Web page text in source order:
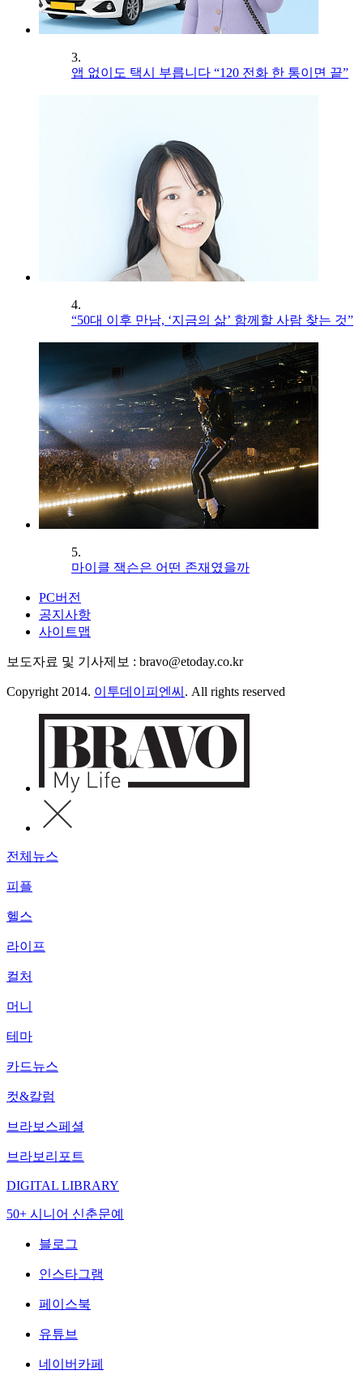
3.
앱 없이도 택시 부릅니다 “120 전화 한 통이면 끝”
4.
“50대 이후 만남, ‘지금의 삶’ 함께할 사람 찾는 것”
5.
마이클 잭슨은 어떤 존재였을까
PC버전
공지사항
사이트맵
보도자료 및 기사제보 : bravo@etoday.co.kr
Copyright 2014. 이투데이피엔씨 . All rights reserved
전체뉴스
피플
헬스
라이프
컬처
머니
테마
카드뉴스
컷&칼럼
브라보스페셜
브라보리포트
DIGITAL LIBRARY
50+ 시니어 신춘문예
블로그
인스타그램
페이스북
유튜브
네이버카페